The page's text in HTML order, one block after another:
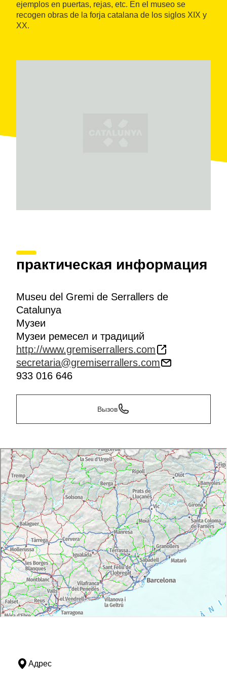
ejemplos en puertas, rejas, etc. En el museo se
recogen obras de la forja catalana de los siglos XIX y
XX.
практическая информация
Museu del Gremi de Serrallers de
Catalunya
Музеи
Музеи ремесел и традиций
http://www.gremiserrallers.com
secretaria@gremiserrallers.com
933 016 646
Вызов
Адрес